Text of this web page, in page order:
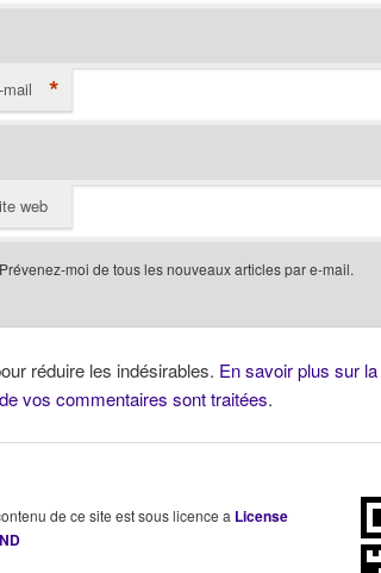
mail *
web
Prévenez-moi de tous les nouveaux articles par e-mail.
réduire les indésirables. En savoir plus sur la
vos commentaires sont traitées.
de ce site est sous licence a License